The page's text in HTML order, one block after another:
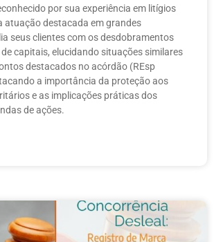
por sua experiência em litígios
atuação destacada em grandes
seus clientes com os desdobramentos
capitais, elucidando situações similares
destacados no acórdão (REsp
a importância da proteção aos
e as implicações práticas dos
de ações.